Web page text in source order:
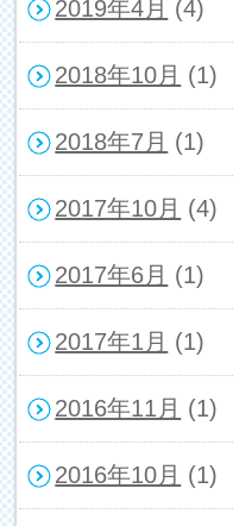
2019年4月 (4)
2018年10月 (1)
2018年7月 (1)
2017年10月 (4)
2017年6月 (1)
2017年1月 (1)
2016年11月 (1)
2016年10月 (1)